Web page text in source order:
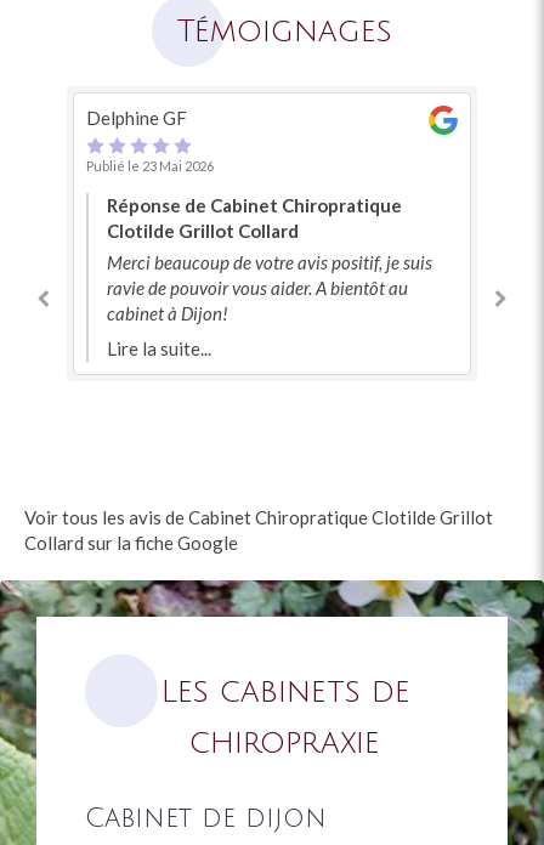
Témoignages
Delphine GF
Publié le 23 Mai 2026
Réponse de Cabinet Chiropratique
Clotilde Grillot Collard
Merci beaucoup de votre avis positif, je suis
ravie de pouvoir vous aider. A bientôt au
cabinet à Dijon!
Lire la suite...
Voir tous les avis de Cabinet Chiropratique Clotilde Grillot
Collard sur la fiche Google
Les cabinets de
chiropraxie
Cabinet de dijon